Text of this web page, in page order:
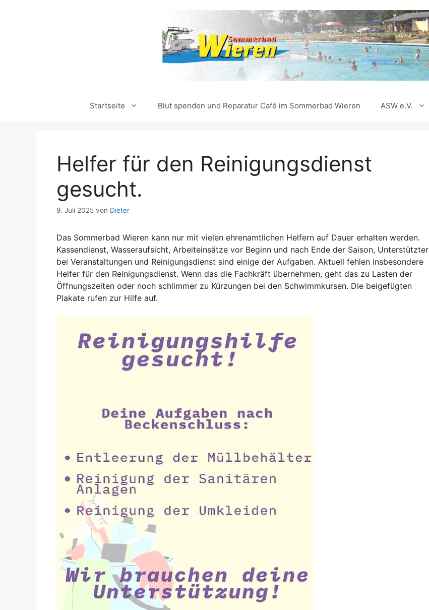
Startseite Blut spenden und Reparatur Café im Sommerbad Wieren ASW e.V.
Helfer für den Reinigungsdienst
gesucht.
9. Juli 2025 von Dieter
Das Sommerbad Wieren kann nur mit vielen ehrenamtlichen Helfern auf Dauer erhalten werden.
Kassendienst, Wasseraufsicht, Arbeiteinsätze vor Beginn und nach Ende der Saison, Unterstützter
bei Veranstaltungen und Reinigungsdienst sind einige der Aufgaben. Aktuell fehlen insbesondere
Helfer für den Reinigungsdienst. Wenn das die Fachkräft übernehmen, geht das zu Lasten der
Öffnungszeiten oder noch schlimmer zu Kürzungen bei den Schwimmkursen. Die beigefügten
Plakate rufen zur Hilfe auf.